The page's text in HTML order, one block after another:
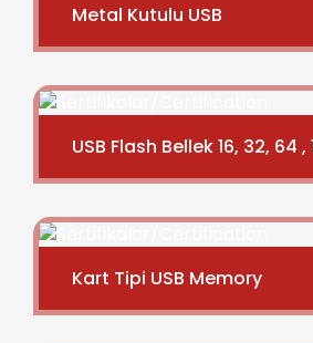
Metal Kutulu USB
USB Flash Bellek 16, 32, 64 ,
Kart Tipi USB Memory